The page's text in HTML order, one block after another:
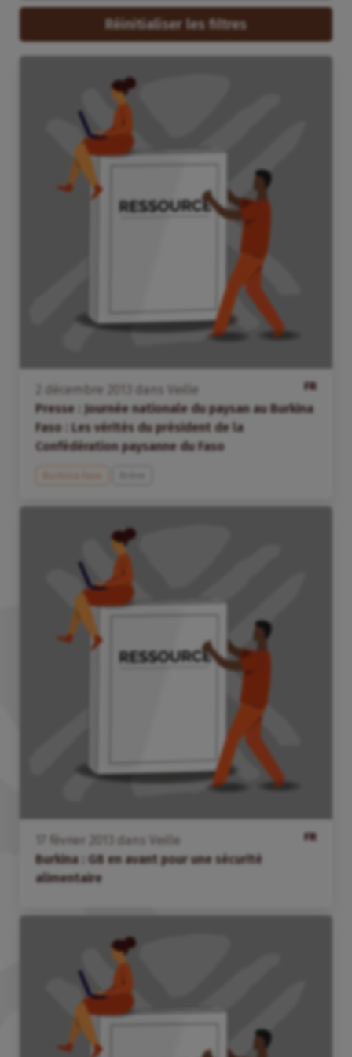
Réinitialiser les filtres
FR
décembre dans
Veille
Presse : Journée nationale du paysan au Burkina
Faso : Les vérités du président de la
Confédération paysanne du Faso
Burkina Faso
FR
février dans
Veille
Burkina : G8 en avant pour une sécurité
alimentaire